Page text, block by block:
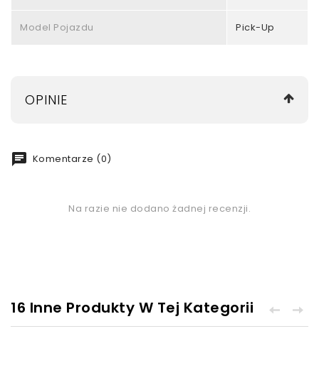
Model Pojazdu Pick-Up
OPINIE
chat Komentarze (0)
Na razie nie dodano żadnej recenzji.
16 Inne Produkty W Tej Kategorii